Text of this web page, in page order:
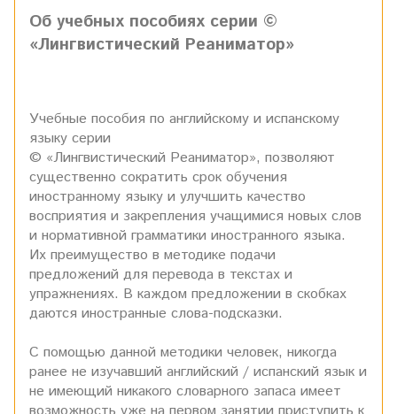
Об учебных пособиях серии ©
«Лингвистический Реаниматор»
Учебные пособия по английскому и испанскому
языку серии
© «Лингвистический Реаниматор», позволяют
существенно сократить срок обучения
иностранному языку и улучшить качество
восприятия и закрепления учащимися новых слов
и нормативной грамматики иностранного языка.
Их преимущество в методике подачи
предложений для перевода в текстах и
упражнениях. В каждом предложении в скобках
даются иностранные слова-подсказки.
С помощью данной методики человек, никогда
ранее не изучавший английский / испанский язык и
не имеющий никакого словарного запаса имеет